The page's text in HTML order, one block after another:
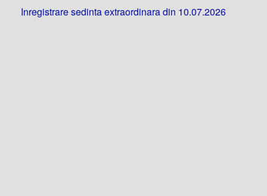
Inregistrare sedinta extraordinara din 10.07.2026